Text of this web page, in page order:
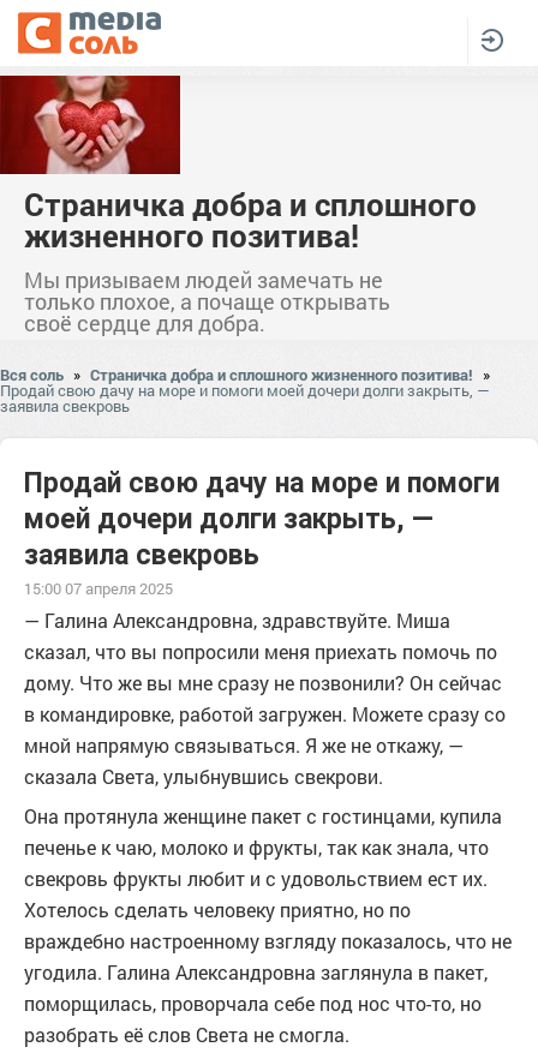
Страничка добра и сплошного
жизненного позитива!
Мы призываем людей замечать не
только плохое, а почаще открывать
своё сердце для добра.
Вся соль » Страничка добра и сплошного жизненного позитива! »
Продай свою дачу на море и помоги моей дочери долги закрыть, —
заявила свекровь
Продай свою дачу на море и помоги
моей дочери долги закрыть, —
заявила свекровь
15:00 07 апреля 2025
— Галина Александровна, здравствуйте. Миша
сказал, что вы попросили меня приехать помочь по
дому. Что же вы мне сразу не позвонили? Он сейчас
в командировке, работой загружен. Можете сразу со
мной напрямую связываться. Я же не откажу, —
сказала Света, улыбнувшись свекрови.
Она протянула женщине пакет с гостинцами, купила
печенье к чаю, молоко и фрукты, так как знала, что
свекровь фрукты любит и с удовольствием ест их.
Хотелось сделать человеку приятно, но по
враждебно настроенному взгляду показалось, что не
угодила. Галина Александровна заглянула в пакет,
поморщилась, проворчала себе под нос что-то, но
разобрать её слов Света не смогла.